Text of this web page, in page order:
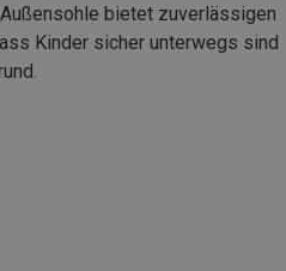
bietet zuverlässigen
Kinder sicher unterwegs sind